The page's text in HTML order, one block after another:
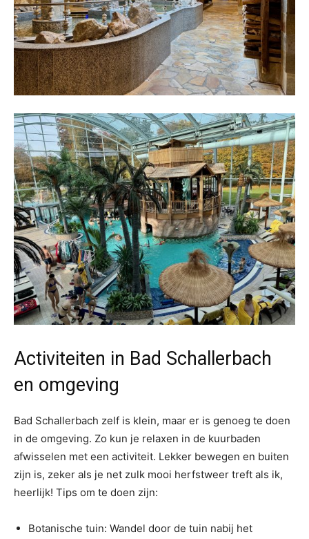
Activiteiten in Bad Schallerbach
en omgeving
Bad Schallerbach zelf is klein, maar er is genoeg te doen
in de omgeving. Zo kun je relaxen in de kuurbaden
afwisselen met een activiteit. Lekker bewegen en buiten
zijn is, zeker als je net zulk mooi herfstweer treft als ik,
heerlijk! Tips om te doen zijn:
Botanische tuin: Wandel door de tuin nabij het